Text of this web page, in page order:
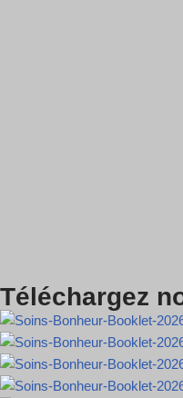
Téléchargez